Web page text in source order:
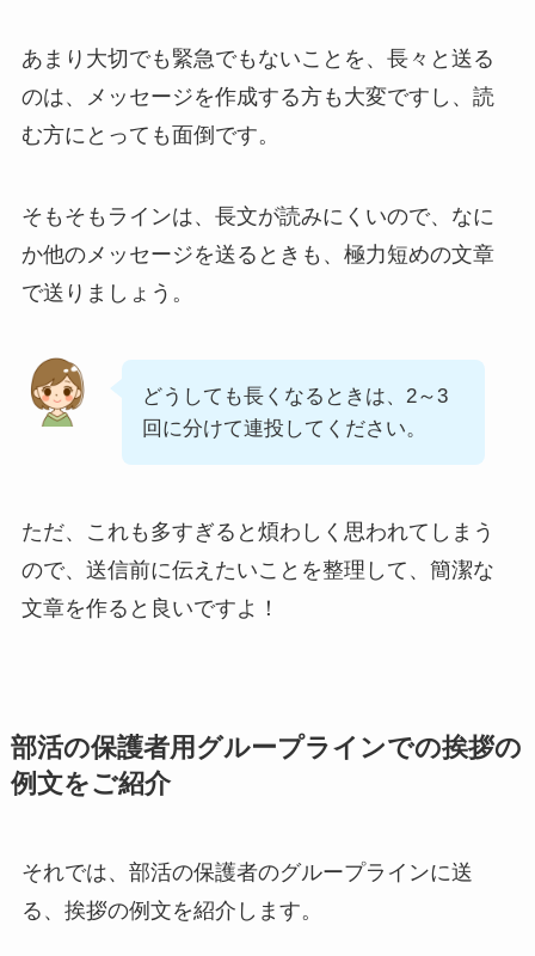
あまり大切でも緊急でもないことを、長々と送る
のは、メッセージを作成する方も大変ですし、読
む方にとっても面倒です。
そもそもラインは、長文が読みにくいので、なに
か他のメッセージを送るときも、極力短めの文章
で送りましょう。
どうしても長くなるときは、2～3
回に分けて連投してください。
ただ、これも多すぎると煩わしく思われてしまう
ので、送信前に伝えたいことを整理して、簡潔な
文章を作ると良いですよ！
部活の保護者用グループラインでの挨拶の
例文をご紹介
それでは、部活の保護者のグループラインに送
る、挨拶の例文を紹介します。